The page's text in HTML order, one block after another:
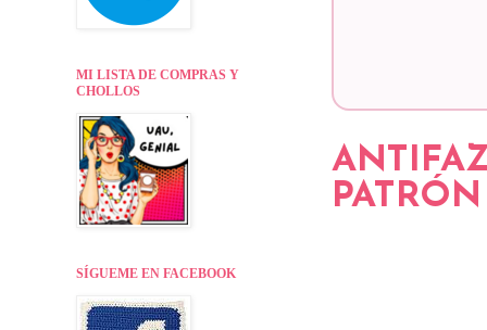
MI LISTA DE COMPRAS Y
CHOLLOS
SÍGUEME EN FACEBOOK